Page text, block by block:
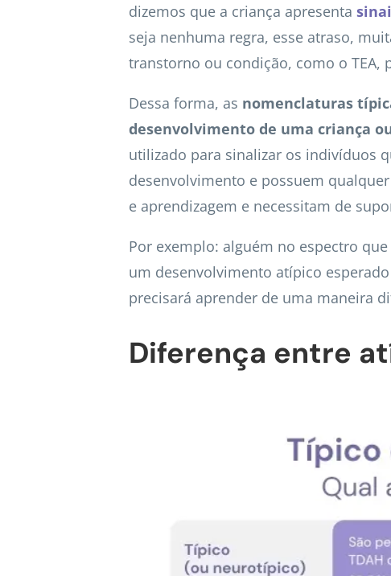
dizemos que a criança apresenta
seja nenhuma regra, esse atraso,
transtorno ou condição, como o TEA,
Dessa forma, as nomenclaturas
desenvolvimento de uma criança
utilizado para sinalizar os indivíduos
desenvolvimento e possuem
e aprendizagem e necessitam de
Por exemplo: alguém no espectro
um desenvolvimento atípico
precisará aprender de uma maneira
Diferença entre